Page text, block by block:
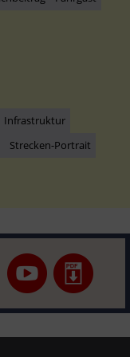
Infrastruktur
Strecken-Portrait